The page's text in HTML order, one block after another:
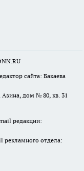
сайта: Бакаева
Азина, дом № 80, кв. 31
редакции:
рекламного отдела: